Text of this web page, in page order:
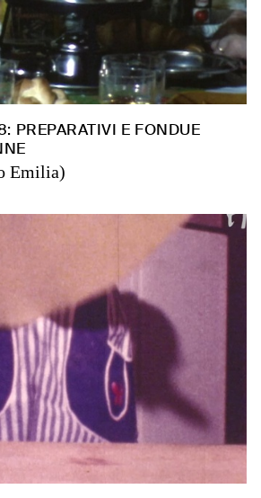
PREPARATIVI E FONDUE
Emilia)